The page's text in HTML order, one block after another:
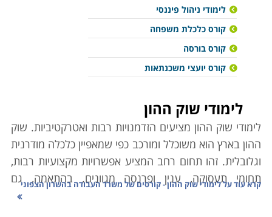
לימודי ניהול פיננסי
קורס כלכלת משפחה
קורס בורסה
קורס יועצי משכנתאות
לימודי שוק ההון
לימודי שוק ההון מציעים הזדמנויות רבות ואטרקטיביות. שוק
ההון בארץ הוא משוכלל ומורכב כפי שמאפיין כלכלה מודרנית
וגלובלית. זהו תחום רחב המציע אפשרויות מקצועיות רבות,
תחומי תעסוקה, ענין ופרנסה מגוונים. בהתאמה, גם
ההכשרות המקצועיות הנדרשות בו נעות מצורך בתארים
קרא עוד עללימודי שוק ההון - קורסים של משרד העבודה בהשרון הצפוני